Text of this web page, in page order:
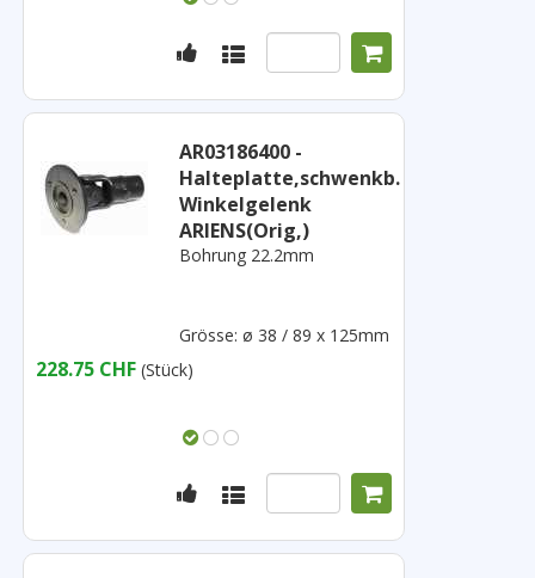
AR03186400 -
Halteplatte,schwenkb.
Winkelgelenk
ARIENS(Orig,)
Bohrung 22.2mm
Grösse: ø 38 / 89 x 125mm
228.75 CHF (Stück)